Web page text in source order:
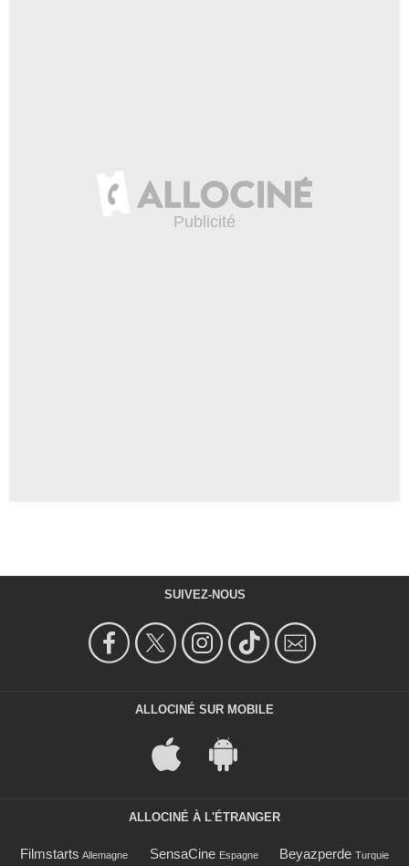
SUIVEZ-NOUS
ALLOCINÉ SUR MOBILE
ALLOCINÉ À L'ÉTRANGER
Filmstarts Allemagne SensaCine Espagne Beyazperde Turquie